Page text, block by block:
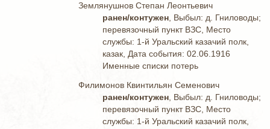
Землянушнов Степан Леонтьевич
ранен/контужен , Выбыл: д. Гниловоды;
перевязочный пункт ВЗС, Место
службы: 1-й Уральский казачий полк,
казак, Дата события: 02.06.1916
Именные списки потерь
Филимонов Квинтильян Семенович
ранен/контужен , Выбыл: д. Гниловоды;
перевязочный пункт ВЗС, Место
службы: 1-й Уральский казачий полк,